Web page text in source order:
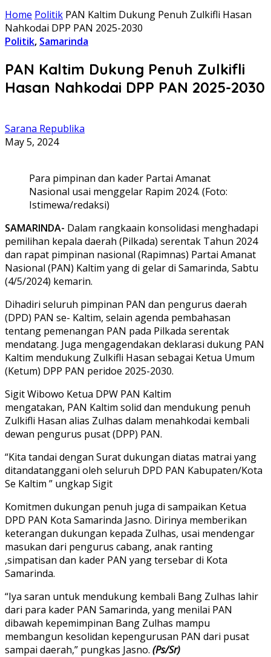
Home Politik PAN Kaltim Dukung Penuh Zulkifli Hasan
Nahkodai DPP PAN 2025-2030
Politik, Samarinda
PAN Kaltim Dukung Penuh Zulkifli
Hasan Nahkodai DPP PAN 2025-2030
Sarana Republika
May 5, 2024
Para pimpinan dan kader Partai Amanat
Nasional usai menggelar Rapim 2024. (Foto:
Istimewa/redaksi)
SAMARINDA- Dalam rangkaain konsolidasi menghadapi
pemilihan kepala daerah (Pilkada) serentak Tahun 2024
dan rapat pimpinan nasional (Rapimnas) Partai Amanat
Nasional (PAN) Kaltim yang di gelar di Samarinda, Sabtu
(4/5/2024) kemarin.
Dihadiri seluruh pimpinan PAN dan pengurus daerah
(DPD) PAN se- Kaltim, selain agenda pembahasan
tentang pemenangan PAN pada Pilkada serentak
mendatang. Juga mengagendakan deklarasi dukung PAN
Kaltim mendukung Zulkifli Hasan sebagai Ketua Umum
(Ketum) DPP PAN peridoe 2025-2030.
Sigit Wibowo Ketua DPW PAN Kaltim
mengatakan, PAN Kaltim solid dan mendukung penuh
Zulkifli Hasan alias Zulhas dalam menahkodai kembali
dewan pengurus pusat (DPP) PAN.
“Kita tandai dengan Surat dukungan diatas matrai yang
ditandatanggani oleh seluruh DPD PAN Kabupaten/Kota
Se Kaltim ” ungkap Sigit
Komitmen dukungan penuh juga di sampaikan Ketua
DPD PAN Kota Samarinda Jasno. Dirinya memberikan
keterangan dukungan kepada Zulhas, usai mendengar
masukan dari pengurus cabang, anak ranting
,simpatisan dan kader PAN yang tersebar di Kota
Samarinda.
“Iya saran untuk mendukung kembali Bang Zulhas lahir
dari para kader PAN Samarinda, yang menilai PAN
dibawah kepemimpinan Bang Zulhas mampu
membangun kesolidan kepengurusan PAN dari pusat
sampai daerah,” pungkas Jasno. (Ps/Sr)